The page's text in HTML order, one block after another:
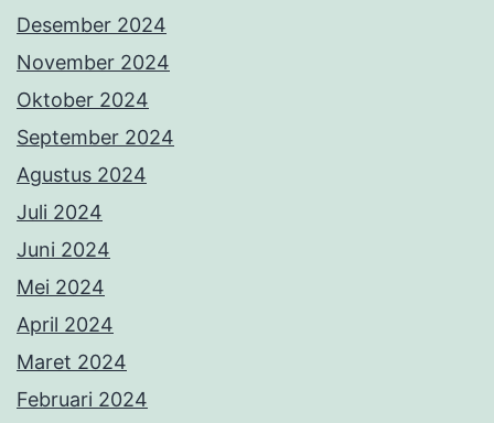
Desember 2024
November 2024
Oktober 2024
September 2024
Agustus 2024
Juli 2024
Juni 2024
Mei 2024
April 2024
Maret 2024
Februari 2024